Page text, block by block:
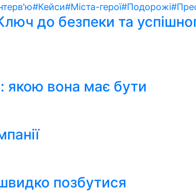
#Кейси#Міста-герої#Подорожі
до безпеки та
якою вона має бути
позбутися